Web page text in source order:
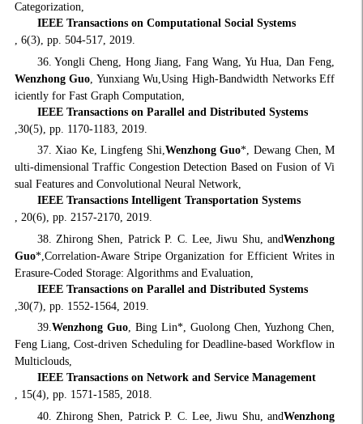
Categorization,
IEEE Transactions on Computational Social Systems
, 6(3), pp. 504-517, 2019.
36. Yongli Cheng, Hong Jiang, Fang Wang, Yu Hua, Dan Feng,
Wenzhong Guo , Yunxiang Wu,Using High-Bandwidth Networks Eff
iciently for Fast Graph Computation,
IEEE Transactions on Parallel and Distributed Systems
,30(5), pp. 1170-1183, 2019.
37. Xiao Ke, Lingfeng Shi,Wenzhong Guo*, Dewang Chen, M
ulti-dimensional Traffic Congestion Detection Based on Fusion of Vi
sual Features and Convolutional Neural Network,
IEEE Transactions Intelligent Transportation Systems
, 20(6), pp. 2157-2170, 2019.
38. Zhirong Shen, Patrick P. C. Lee, Jiwu Shu, andWenzhong
Guo*,Correlation-Aware Stripe Organization for Efficient Writes in
Erasure-Coded Storage: Algorithms and Evaluation,
IEEE Transactions on Parallel and Distributed Systems
,30(7), pp. 1552-1564, 2019.
39.Wenzhong Guo, Bing Lin*, Guolong Chen, Yuzhong Chen,
Feng Liang, Cost-driven Scheduling for Deadline-based Workflow in
Multiclouds,
IEEE Transactions on Network and Service Management
, 15(4), pp. 1571-1585, 2018.
40. Zhirong Shen, Patrick P. C. Lee, Jiwu Shu, andWenzhong